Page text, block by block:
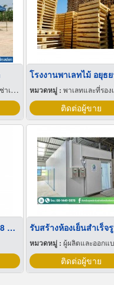
นท์
โรงงานพาเลทไม้ อยุธ
หมวดหมู่ :พาเลทและที่รองเลื่อน
ติดต่อผู้ขาย
ปี๊บฝากด ปี๊บน้ำมันพืช 18 ลิตร รับสร้างห้องเย็นสำเร็จ
หมวดหมู่ :ผู้ผลิตและออกแบบติดตั้งห้
ติดต่อผู้ขาย